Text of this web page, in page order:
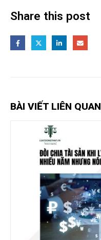
Share this post
BÀI VIẾT LIÊN QUAN